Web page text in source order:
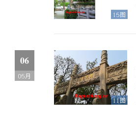
15图
06
05月
11图